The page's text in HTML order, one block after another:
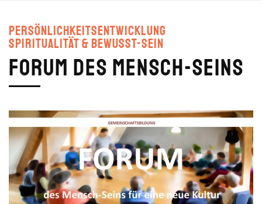
Persönlichkeitsentwicklung
Spiritualität & Bewusst-Sein
Forum des Mensch-Seins